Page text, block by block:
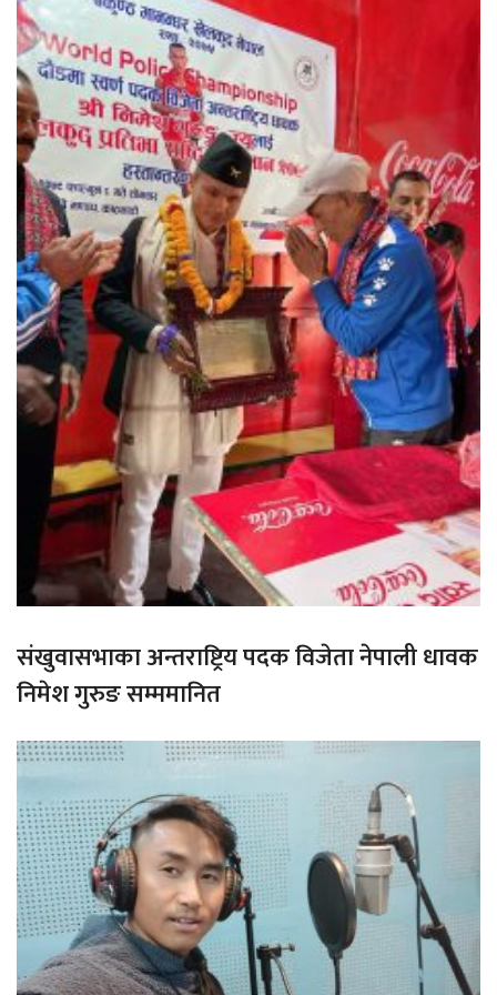
संखुवासभाका अन्तराष्ट्रिय पदक विजेता नेपाली धावक
निमेश गुरुङ सम्ममानित